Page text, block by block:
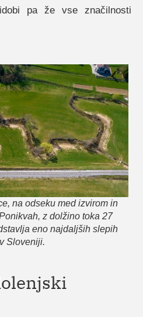
pa že vse značilnosti
na odseku med izvirom in
z dolžino toka 27
eno najdaljših slepih
Sloveniji.